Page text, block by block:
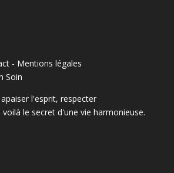
- Mentions légales
Soin
l'esprit, respecter
le secret d'une vie harmonieuse.